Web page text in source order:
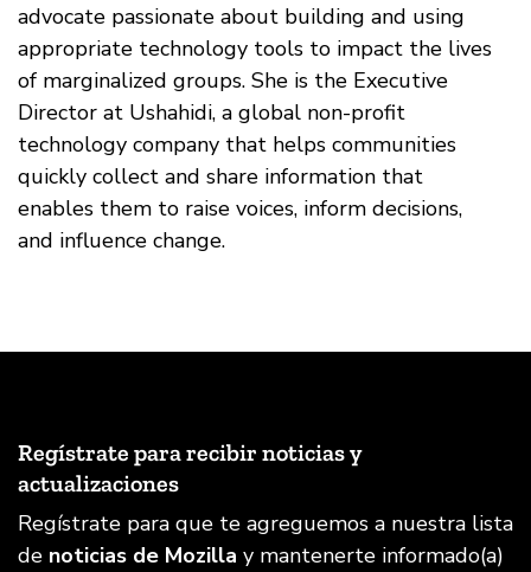
advocate passionate about building and using
appropriate technology tools to impact the lives
of marginalized groups. She is the Executive
Director at Ushahidi, a global non-profit
technology company that helps communities
quickly collect and share information that
enables them to raise voices, inform decisions,
and influence change.
Regístrate para recibir noticias y
actualizaciones
Regístrate para que te agreguemos a nuestra lista
de noticias de Mozilla y mantenerte informado(a)